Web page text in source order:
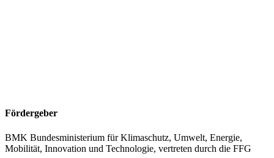
Fördergeber
BMK Bundesministerium für Klimaschutz, Umwelt, Energie,
Mobilität, Innovation und Technologie, vertreten durch die FFG